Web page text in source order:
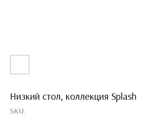
Низкий стол, коллекция Splash
SKU: